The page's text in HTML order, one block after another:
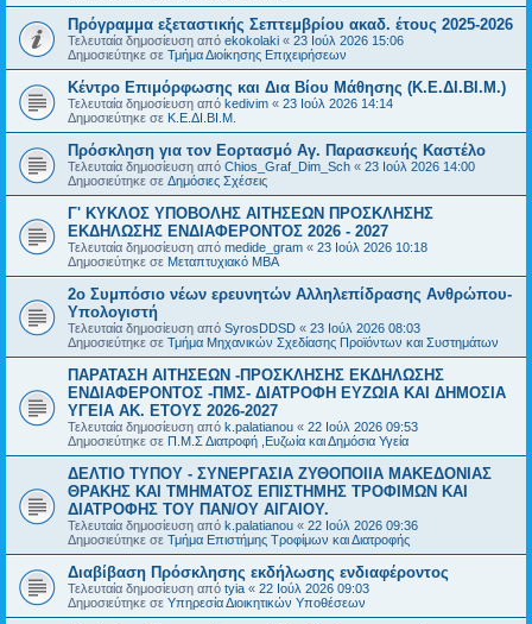
Πρόγραμμα εξεταστικής Σεπτεμβρίου ακαδ. έτους 2025-2026
Τελευταία δημοσίευση από ekokolaki « 23 Ιούλ 2026 15:06
Δημοσιεύτηκε σε Τμήμα Διοίκησης Επιχειρήσεων
Κέντρο Επιμόρφωσης και Δια Βίου Μάθησης (Κ.Ε.ΔΙ.ΒΙ.Μ.)
Τελευταία δημοσίευση από kedivim « 23 Ιούλ 2026 14:14
Δημοσιεύτηκε σε Κ.Ε.ΔΙ.ΒΙ.Μ.
Πρόσκληση για τον Εορτασμό Αγ. Παρασκευής Καστέλο
Τελευταία δημοσίευση από Chios_Graf_Dim_Sch « 23 Ιούλ 2026 14:00
Δημοσιεύτηκε σε Δημόσιες Σχέσεις
Γ' ΚΥΚΛΟΣ ΥΠΟΒΟΛΗΣ ΑΙΤΗΣΕΩΝ ΠΡΟΣΚΛΗΣΗΣ
ΕΚΔΗΛΩΣΗΣ ΕΝΔΙΑΦΕΡΟΝΤΟΣ 2026 - 2027
Τελευταία δημοσίευση από medide_gram « 23 Ιούλ 2026 10:18
Δημοσιεύτηκε σε Μεταπτυχιακό MBA
2ο Συμπόσιο νέων ερευνητών Αλληλεπίδρασης Ανθρώπου-
Υπολογιστή
Τελευταία δημοσίευση από SyrosDDSD « 23 Ιούλ 2026 08:03
Δημοσιεύτηκε σε Τμήμα Μηχανικών Σχεδίασης Προϊόντων και Συστημάτων
ΠΑΡΑΤΑΣΗ ΑΙΤΗΣΕΩΝ -ΠΡΟΣΚΛΗΣΗΣ ΕΚΔΗΛΩΣΗΣ
ΕΝΔΙΑΦΕΡΟΝΤΟΣ -ΠΜΣ- ΔΙΑΤΡΟΦΗ ΕΥΖΩΙΑ ΚΑΙ ΔΗΜΟΣΙΑ
ΥΓΕΙΑ AK. ETOYΣ 2026-2027
Τελευταία δημοσίευση από k.palatianou « 22 Ιούλ 2026 09:53
Δημοσιεύτηκε σε Π.Μ.Σ Διατροφή ,Ευζωία και Δημόσια Υγεία
ΔΕΛΤΙΟ ΤΥΠΟΥ - ΣΥΝΕΡΓΑΣΙΑ ΖΥΘΟΠΟΙΙΑ ΜΑΚΕΔΟΝΙΑΣ
ΘΡΑΚΗΣ ΚΑΙ ΤΜΗΜΑΤΟΣ ΕΠΙΣΤΗΜΗΣ ΤΡΟΦΙΜΩΝ ΚΑΙ
ΔΙΑΤΡΟΦΗΣ ΤΟΥ ΠΑΝ/ΟΥ ΑΙΓΑΙΟΥ.
Τελευταία δημοσίευση από k.palatianou « 22 Ιούλ 2026 09:36
Δημοσιεύτηκε σε Τμήμα Επιστήμης Τροφίμων και Διατροφής
Διαβίβαση Πρόσκλησης εκδήλωσης ενδιαφέροντος
Τελευταία δημοσίευση από tyia « 22 Ιούλ 2026 09:03
Δημοσιεύτηκε σε Υπηρεσία Διοικητικών Υποθέσεων